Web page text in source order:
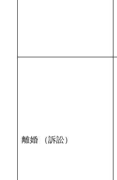
離婚 （訴訟）